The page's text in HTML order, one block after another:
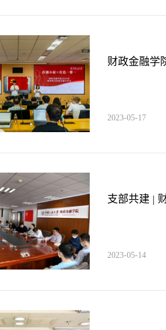
财政金融学
2023-05-17
支部共建 |
2023-05-14